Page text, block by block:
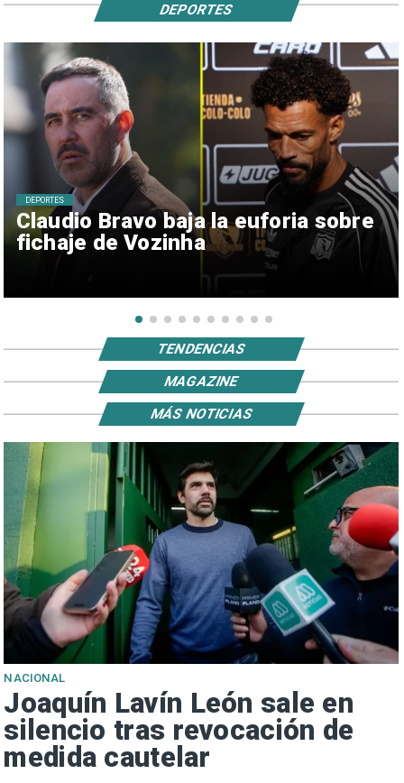
Claudio Bravo baja la euforia sobre
fichaje de Vozinha
DEPORTES
DEPORTES
TENDENCIAS
MAGAZINE
NACIONAL
Joaquín Lavín León sale en
silencio tras revocación de
medida cautelar
MÁS NOTICIAS